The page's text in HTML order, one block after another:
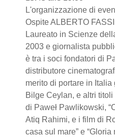
L'organizzazione di
Ospite ALBERTO
Laureato in Scienze
2003 e giornalista
è tra i soci fondatori di
distributore
merito di portare in
Bilge Ceylan, e altri titoli
di Paweł Pawlikowski,
Atiq Rahimi, e i film di
casa sul mare” e “Gloria